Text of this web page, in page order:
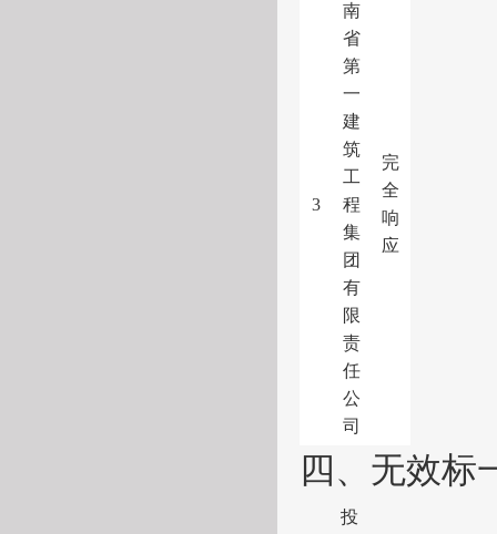
3
南
省
第
一
建
筑
工
程
集
团
有
限
责
任
公
司
完
全
响
应
四 、 无效标
投